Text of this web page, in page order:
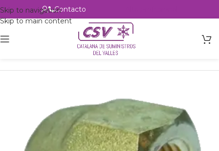
Skip to navigation
Skip to main content
Contacto
Accesorios Racorería Tuercas SAE